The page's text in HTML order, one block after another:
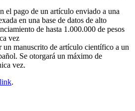
el pago de un artículo enviado a una
en una base de datos de alto
de hasta 1.000.000 de pesos
vez
un manuscrito de artículo científico a un
Se otorgará un máximo de
vez.
link.